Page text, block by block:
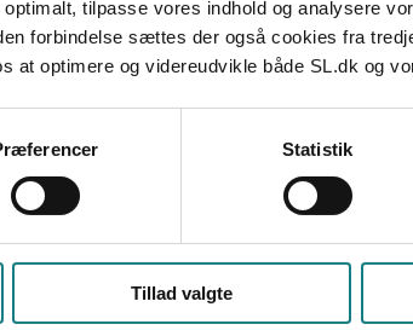
tilpasse vores indhold og analysere
forbindelse sættes der også cookies fra
at optimere og videreudvikle både SL.dk og
Statistik
Tillad valgte
Udgivet 2011
FORSKNING
På kanten af et digitalt samfund - En
kommunikative inklusion af unge gade-/
Udgivet 2013
FORSKNING
Potentialitet og optimering i skolen -
i skolen - en nutidshistorisk analyse
Udgivet 2013